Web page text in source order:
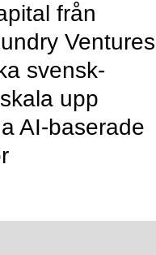
från
Ventures
svensk-
upp
AI-baserade